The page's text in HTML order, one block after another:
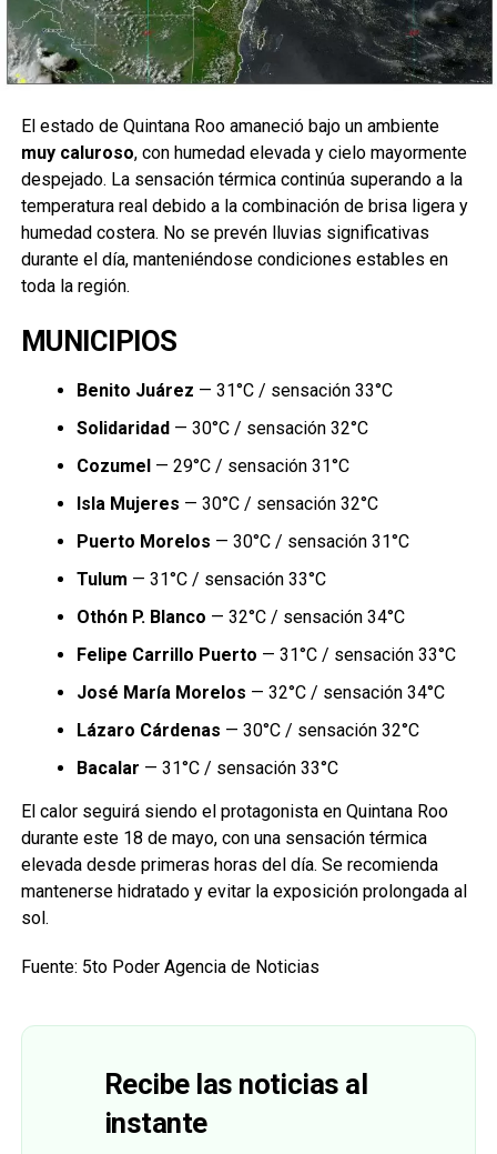
El estado de Quintana Roo amaneció bajo un ambiente
muy caluroso, con humedad elevada y cielo mayormente
despejado. La sensación térmica continúa superando a la
temperatura real debido a la combinación de brisa ligera y
humedad costera. No se prevén lluvias significativas
durante el día, manteniéndose condiciones estables en
toda la región.
MUNICIPIOS
Benito Juárez — 31°C / sensación 33°C
Solidaridad— 30°C / sensación 32°C
Cozumel— 29°C / sensación 31°C
Isla Mujeres — 30°C / sensación 32°C
Puerto Morelos — 30°C / sensación 31°C
Tulum — 31°C / sensación 33°C
Othón P. Blanco — 32°C / sensación 34°C
Felipe Carrillo Puerto — 31°C / sensación 33°C
José María Morelos — 32°C / sensación 34°C
Lázaro Cárdenas — 30°C / sensación 32°C
Bacalar — 31°C / sensación 33°C
El calor seguirá siendo el protagonista en Quintana Roo
durante este 18 de mayo, con una sensación térmica
elevada desde primeras horas del día. Se recomienda
mantenerse hidratado y evitar la exposición prolongada al
sol.
Fuente: 5to Poder Agencia de Noticias
Recibe las noticias al
instante